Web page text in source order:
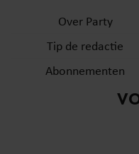
Over Party
Tip de redactie
Abonnementen